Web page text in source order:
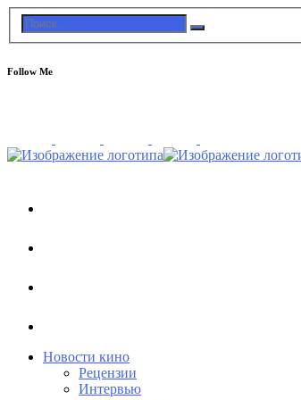
Follow Me
Новости кино
Рецензии
Интервью